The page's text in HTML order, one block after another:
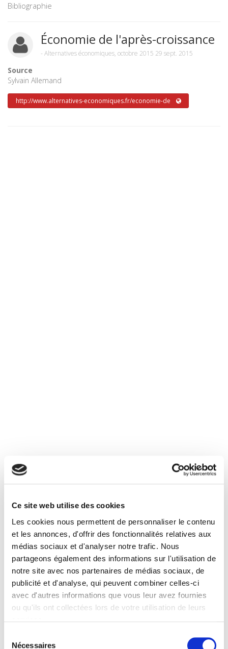
Ce site web utilise des cookies
Les cookies nous permettent de personnaliser le contenu
et les annonces, d'offrir des fonctionnalités relatives aux
médias sociaux et d'analyser notre trafic. Nous
partageons également des informations sur l'utilisation de
notre site avec nos partenaires de médias sociaux, de
publicité et d'analyse, qui peuvent combiner celles-ci
avec d'autres informations que vous leur avez fournies
ou qu'ils ont collectées lors de votre utilisation de leurs
Nécessaires
Bibliographie
Économie de l'après-croissance
- Alternatives économiques, octobre 2015 29 sept. 2015
Source
Sylvain Allemand
http://www.alternatives-economiques.fr/economie-de